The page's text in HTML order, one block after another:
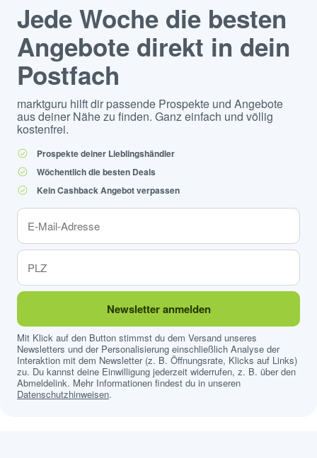
Jede Woche die besten
Angebote direkt in dein
Postfach
marktguru hilft dir passende Prospekte und Angebote
aus deiner Nähe zu finden. Ganz einfach und völlig
kostenfrei.
Prospekte deiner Lieblingshändler
Wöchentlich die besten Deals
Kein Cashback Angebot verpassen
Newsletter anmelden
Mit Klick auf den Button stimmst du dem Versand unseres
Newsletters und der Personalisierung einschließlich Analyse der
Interaktion mit dem Newsletter (z. B. Öffnungsrate, Klicks auf Links)
zu. Du kannst deine Einwilligung jederzeit widerrufen, z. B. über den
Abmeldelink. Mehr Informationen findest du in unseren
Datenschutzhinweisen.